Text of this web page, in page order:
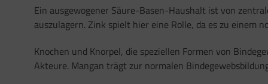
Ein ausgewogener Säure-Basen-Haushalt ist von
auszulagern. Zink spielt hier eine Rolle, da es zu einem
Knochen und Knorpel, die speziellen Formen von
Akteure. Mangan trägt zur normalen